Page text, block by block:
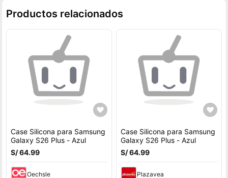
Productos relacionados
Case Silicona para Samsung
Galaxy S26 Plus - Azul
S/ 64.99
Oechsle
Case Silicona para Samsung
Galaxy S26 Plus - Azul
S/ 64.99
Plazavea